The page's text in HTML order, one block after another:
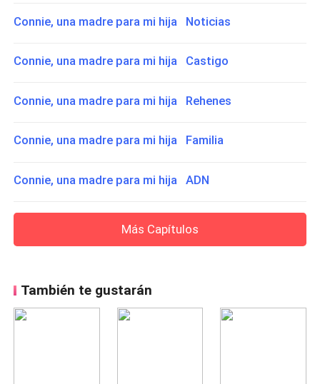
Connie, una madre para mi hija Noticias
Connie, una madre para mi hija Castigo
Connie, una madre para mi hija Rehenes
Connie, una madre para mi hija Familia
Connie, una madre para mi hija ADN
Más Capítulos
También te gustarán